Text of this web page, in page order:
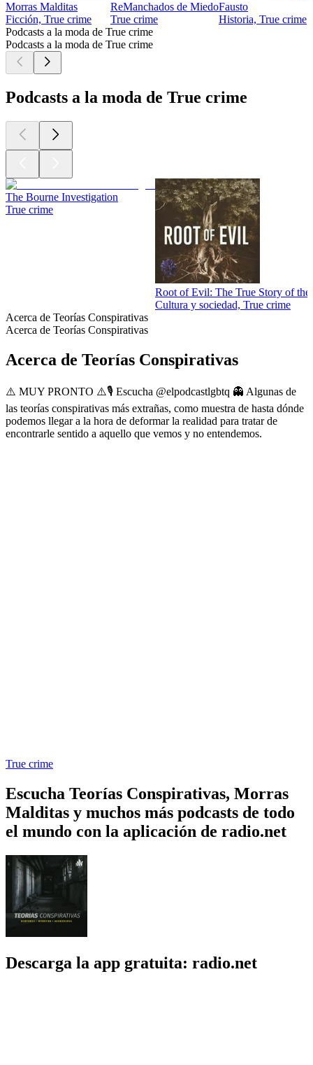
Morras Malditas
Ficción, True crime
ReManchados de Miedo
True crime
Fausto
Historia, True crime
Podcasts a la moda de True crime
Podcasts a la moda de True crime
Podcasts a la moda de True crime
The Bourne Investigation
True crime
Root of Evil: The True Story of
Cultura y sociedad, True crime
Acerca de Teorías Conspirativas
Acerca de Teorías Conspirativas
Acerca de Teorías Conspirativas
⚠️ MUY PRONTO ⚠️🎙 Escucha @elpodcastlgbtq 👻 Algunas de
las teorías conspirativas más extrañas, como muestra de hasta dónde
podemos llegar a la hora de deformar la realidad para tratar de
encontrarle sentido a aquello que vemos y no entendemos.
True crime
Escucha Teorías Conspirativas, Morras
Malditas y muchos más podcasts de todo
el mundo con la aplicación de radio.net
Descarga la app gratuita: radio.net